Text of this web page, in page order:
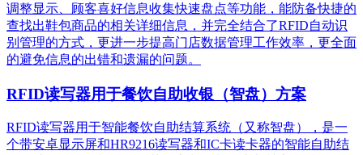
调整显示、顾客喜好信息收集快速盘点等功能，能防备快捷的
查找出鞋包商品的相关详细信息，并完全结合了RFID自动识
别管理的方式，更进一步提高门店数据管理工作效率，更全面
的避免信息的出错和遗漏的问题。
RFID读写器用于餐饮自助收银（智盘）方案
RFID读写器用于智能餐饮自助结算系统（又称智盘），是一
个带安卓显示屏和HR9216读写器和IC卡读卡器的智能自助结